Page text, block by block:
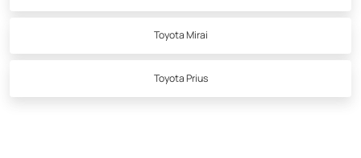
Toyota Mirai
Toyota Prius